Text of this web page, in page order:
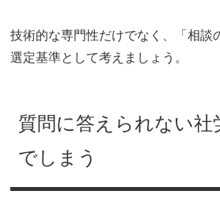
技術的な専門性だけでなく、「相談
選定基準として考えましょう。
質問に答えられない社
でしまう